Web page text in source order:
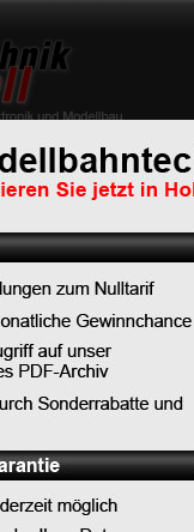
Archiv Magazin
MODELLBAU
ist nicht
für